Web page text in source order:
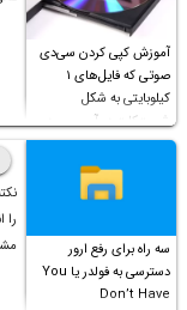
آموزش کپی کردن سی‌دی
صوتی که فایل‌های ۱
کیلوبایتی به شکل
شورت‌کات در آن موجود
است!
سه راه برای رفع ارور
دسترسی به فولدر یا You
Don’t Have